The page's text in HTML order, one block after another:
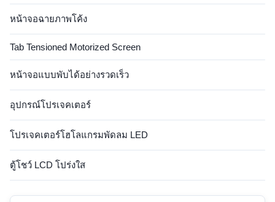
หน้าจอฉายภาพโค้ง
Tab Tensioned Motorized Screen
หน้าจอแบบพับได้อย่างรวดเร็ว
อุปกรณ์โปรเจคเตอร์
โปรเจคเตอร์โฮโลแกรมพัดลม LED
ตู้โชว์ LCD โปร่งใส